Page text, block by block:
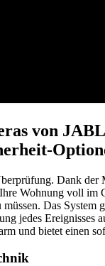
von
Dank
Wohnung voll im
Das System
jedes Ereignisses
und bietet einen